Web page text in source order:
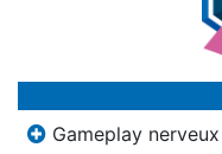
Gameplay